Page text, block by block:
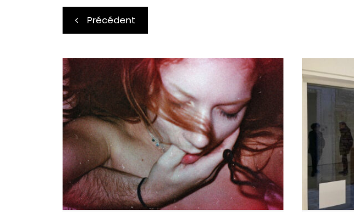
Navigation
de
l’article
Précédent